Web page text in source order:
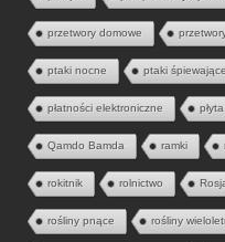
przetwory domowe
ptaki nocne ptaki
płatności elektroniczne
Qamdo Bamda ramki
rokitnik rolnictwo
rośliny pnące rośliny